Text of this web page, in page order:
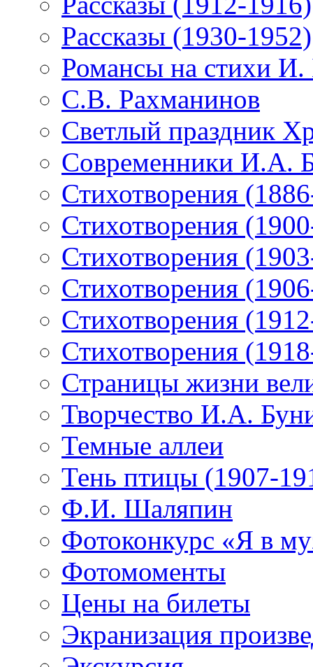
Рассказы (1930-1952)
Романсы на стихи И.
С.В. Рахманинов
Светлый праздник
Современники И.А.
Стихотворения
Стихотворения
Стихотворения
Стихотворения
Стихотворения
Стихотворения
Страницы жизни
Творчество И.А.
Темные аллеи
Тень птицы (1907-
Ф.И. Шаляпин
Фотоконкурс «Я в
Фотомоменты
Цены на билеты
Экранизация